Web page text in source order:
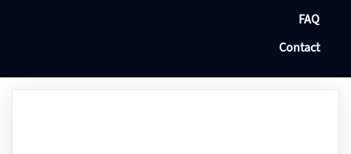
FAQ
Contact